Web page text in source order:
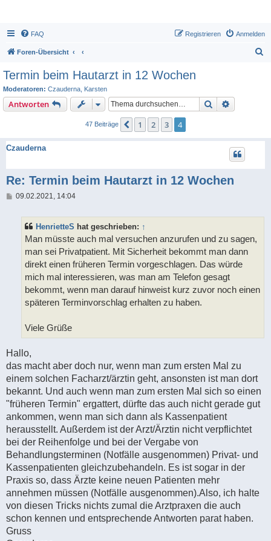
FAQ Anmelden
Registrieren
Foren-Übersicht
Termin beim Hautarzt in 12 Wochen
Moderatoren: Czauderna Karsten
Antworten Suche
47 Beiträge Vorherige
1 2 3 4
Czauderna
Re: Termin beim Hautarzt in 12 Wochen
B09.02.2021, 14:04
HenrietteS hat geschrieben: ↑
Man müsste auch mal versuchen anzurufen und zu sagen,
man sei Privatpatient. Mit Sicherheit bekommt man dann
direkt einen früheren Termin vorgeschlagen. Das würde
mich mal interessieren, was man am Telefon gesagt
bekommt, wenn man darauf hinweist kurz zuvor noch einen
späteren Terminvorschlag erhalten zu haben.
Viele Grüße
Hallo,
das macht aber doch nur, wenn man zum ersten Mal zu
einem solchen Facharzt/ärztin geht, ansonsten ist man dort
bekannt. Und auch wenn man zum ersten Mal sich so einen
"früheren Termin" ergattert, dürfte das auch nicht gerade gut
ankommen, wenn man sich dann als Kassenpatient
herausstellt. Außerdem ist der Arzt/Ärztin nicht verpflichtet
bei der Reihenfolge und bei der Vergabe von
Behandlungsterminen (Notfälle ausgenommen) Privat- und
Kassenpatienten gleichzubehandeln. Es ist sogar in der
Praxis so, dass Ärzte keine neuen Patienten mehr
annehmen müssen (Notfälle ausgenommen).Also, ich halte
von diesen Tricks nichts zumal die Arztpraxen die auch
schon kennen und entsprechende Antworten parat haben.
Gruss